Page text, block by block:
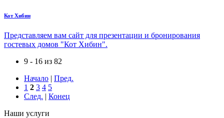
Кот Хибин
Представляем вам сайт для презентации и бронирования
гостевых домов "Кот Хибин".
9 - 16 из 82
Начало | Пред.
1 2 3 4 5
След. | Конец
Наши услуги